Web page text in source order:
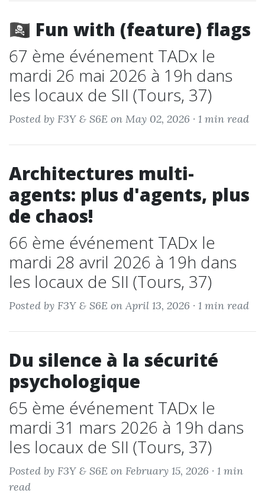
🏴‍☠️ Fun with (feature) flags
67 ème événement TADx le
mardi 26 mai 2026 à 19h dans
les locaux de SII (Tours, 37)
Posted by F3Y & S6E on May 02, 2026 · 1 min read
Architectures multi-
agents: plus d'agents, plus
de chaos!
66 ème événement TADx le
mardi 28 avril 2026 à 19h dans
les locaux de SII (Tours, 37)
Posted by F3Y & S6E on April 13, 2026 · 1 min read
Du silence à la sécurité
psychologique
65 ème événement TADx le
mardi 31 mars 2026 à 19h dans
les locaux de SII (Tours, 37)
Posted by F3Y & S6E on February 15, 2026 · 1 min
read